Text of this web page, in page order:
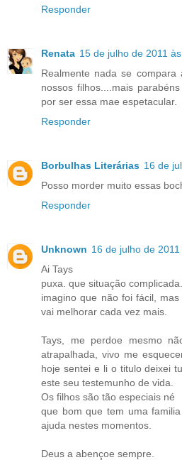
Responder
Renata 15 de julho de 2011
Realmente nada se
nossos filhos....mais
por ser essa mae espetacular.
Responder
Borbulhas Literárias 16 de
Posso morder muito essas
Responder
Unknown 16 de julho de
Ai Tays
puxa. que situação complicada.
imagino que não foi fácil,
vai melhorar cada vez mais.
Tays, me perdoe mesmo
atrapalhada, vivo me
hoje sentei e li o titulo deixei
este seu testemunho de vida.
Os filhos são tão especiais né
que bom que tem uma
ajuda nestes momentos.
Deus a abençoe sempre.